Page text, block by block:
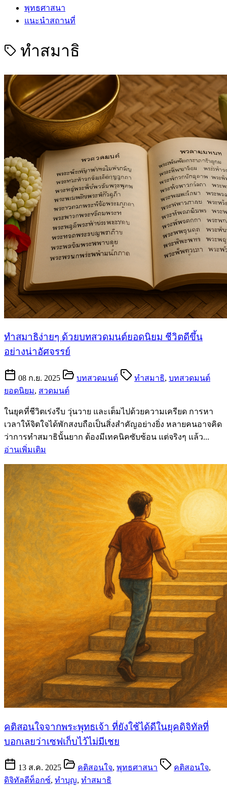
พุทธศาสนา
แนะนำสถานที่
ทำสมาธิ
ทำสมาธิง่ายๆ ด้วยบทสวดมนต์ยอดนิยม ชีวิตดีขึ้น
อย่างน่าอัศจรรย์
08 ก.ย. 2025 บทสวดมนต์ ทำสมาธิ, บทสวดมนต์
ยอดนิยม, สวดมนต์
ในยุคที่ชีวิตเร่งรีบ วุ่นวาย และเต็มไปด้วยความเครียด การหา
เวลาให้จิตใจได้พักสงบถือเป็นสิ่งสำคัญอย่างยิ่ง หลายคนอาจคิด
ว่าการทำสมาธินั้นยาก ต้องมีเทคนิคซับซ้อน แต่จริงๆ แล้ว...
อ่านเพิ่มเติม
คติสอนใจจากพระพุทธเจ้า ที่ยังใช้ได้ดีในยุคดิจิทัลที่
บอกเลยว่าเซฟเก็บไว้ไม่มีเชย
13 ส.ค. 2025 คติสอนใจ, พุทธศาสนา คติสอนใจ,
ดิจิทัลดีท็อกซ์, ทำบุญ, ทำสมาธิ